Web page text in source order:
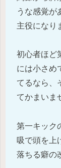
うな感覚が
主役になり
初心者ほど
には小さめ
てるなら、
てかまいま
第一キック
吸で頭を上
落ちる癖の